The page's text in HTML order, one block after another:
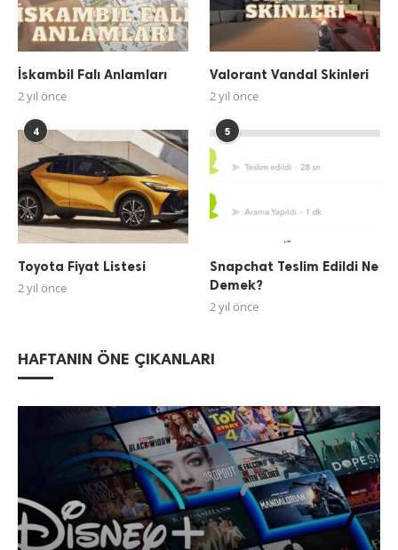
İskambil Falı Anlamları
2 yıl önce
Valorant Vandal Skinleri
2 yıl önce
4
Toyota Fiyat Listesi
2 yıl önce
5
Snapchat Teslim Edildi Ne
Demek?
2 yıl önce
HAFTANIN ÖNE ÇIKANLARI